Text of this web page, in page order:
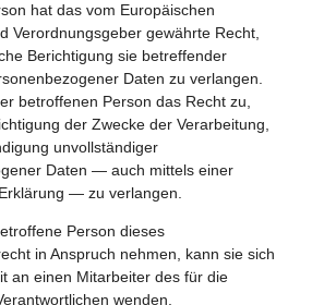
hat das vom Europäischen
Verordnungsgeber gewährte Recht,
Berichtigung sie betreffender
Daten zu verlangen.
betroffenen Person das Recht zu,
der Zwecke der Verarbeitung,
unvollständiger
Daten — auch mittels einer
— zu verlangen.
Person dieses
in Anspruch nehmen, kann sie sich
an einen Mitarbeiter des für die
wenden.